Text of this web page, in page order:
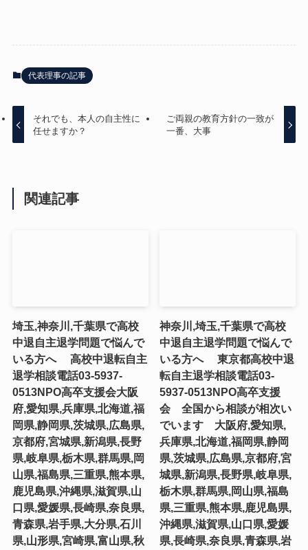
代表理事の記事
それでも、本人の自主性に
任せますか？
ご両親の教育方針の一致が
一番、大事
関連記事
埼玉,神奈川,千葉県で高校
中退自主退学問題で悩んで
いる方へ 高校中退転自主
退学相談電話03-5937-
0513NPO高卒支援会大阪
府,愛知県,兵庫県,北海道,福
岡県,静岡県,茨城県,広島県,
京都府,宮城県,新潟県,長野
県,岐阜県,栃木県,群馬県,岡
山県,福島県,三重県,熊本県,
鹿児島県,沖縄県,滋賀県,山
口県,愛媛県,長崎県,奈良県,
青森県,岩手県,大分県,石川
県,山形県,宮崎県,富山県,秋
神奈川,埼玉,千葉県で高校
中退自主退学問題で悩んで
いる方へ 東京都高校中退
転自主退学相談電話03-
5937-0513NPO高卒支援
会 全国から相談が相次い
でいます 大阪府,愛知県,
兵庫県,北海道,福岡県,静岡
県,茨城県,広島県,京都府,宮
城県,新潟県,長野県,岐阜県,
栃木県,群馬県,岡山県,福島
県,三重県,熊本県,鹿児島県,
沖縄県,滋賀県,山口県,愛媛
県,長崎県,奈良県,青森県,岩